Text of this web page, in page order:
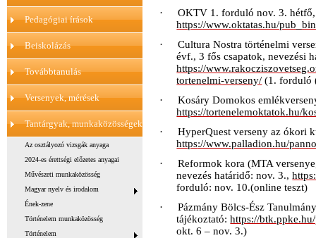
Pedagógiai írások
Beiskolázás
Továbbtanulás
Versenyek, mérések
Tantárgyak, munkaközösségek
Az osztályozó vizsgák anyaga
2024-es érettségi előzetes anyagai
Művészeti munkaközösség
Magyar nyelv és irodalom
Ének-zene
Történelem munkaközösség
Történelem
·
OKTV 1. forduló nov. 3.
https://www.oktatas.hu/
·
Cultura Nostra történelmi
évf., 3 fős csapatok, nevezési
https://
tortenelmi-verseny/ (1. forduló
·
Kosáry Domokos
https://tortenelemoktatok.hu/
·
HyperQuest verseny az ókori
https://www.palladion.hu/
·
Reformok kora (MTA
nevezés határidő: nov. 3.,
forduló: nov. 10.(online teszt)
·
Pázmány Bölcs-Ész
tájékoztató:https://
okt. 6 – nov. 3.)